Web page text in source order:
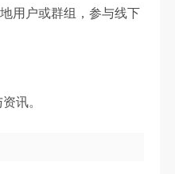
用户或群组，参与线下
讯。